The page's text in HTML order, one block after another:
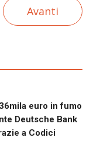
Avanti
euro in fumo
Deutsche Bank
a Codici